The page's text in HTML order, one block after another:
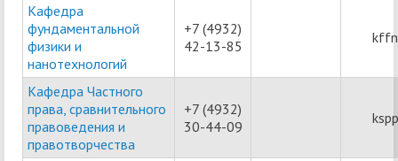
Кафедра
фундаментальной
физики и
нанотехнологий
+7 (4932)
42-13-85
Кафедра Частного
права, сравнительного
правоведения и
правотворчества
+7 (4932)
30-44-09